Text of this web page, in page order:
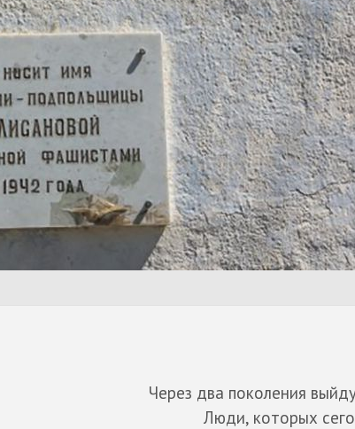
Через два поколения
Люди, которых